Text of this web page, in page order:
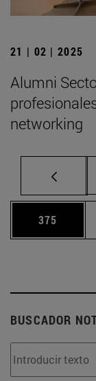
21 | 02 | 2025
Alumni
networking
Página
375
BUSCADOR